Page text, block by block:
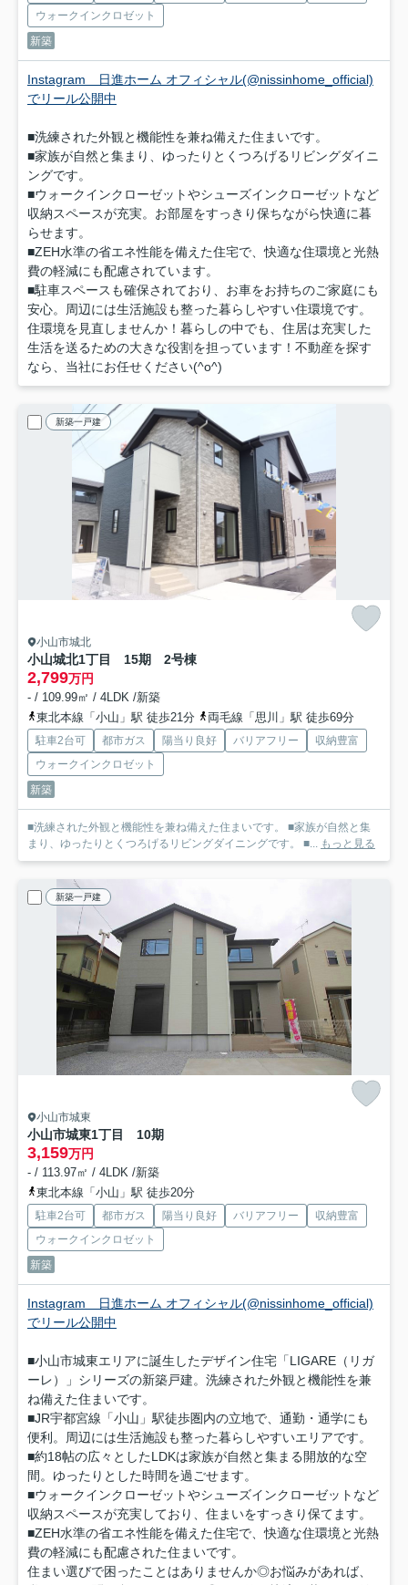
ウォークインクロゼット
新築
Instagram 日進ホーム オフィシャル(@nissinhome_official)
でリール公開中
■洗練された外観と機能性を兼ね備えた住まいです。
■家族が自然と集まり、ゆったりとくつろげるリビングダイニ
ングです。
■ウォークインクローゼットやシューズインクローゼットなど
収納スペースが充実。お部屋をすっきり保ちながら快適に暮
らせます。
■ZEH水準の省エネ性能を備えた住宅で、快適な住環境と光熱
費の軽減にも配慮されています。
■駐車スペースも確保されており、お車をお持ちのご家庭にも
安心。周辺には生活施設も整った暮らしやすい住環境です。
住環境を見直しませんか！暮らしの中でも、住居は充実した
生活を送るための大きな役割を担っています！不動産を探す
なら、当社にお任せください(^o^)
新築一戸建
小山市城北
小山城北1丁目 15期 2号棟
2,799万円
- / 109.99㎡ / 4LDK /新築
東北本線「小山」駅 徒歩21分
両毛線「思川」駅 徒歩69分
駐車2台可 都市ガス 陽当り良好 バリアフリー
収納豊富
ウォークインクロゼット
新築
■洗練された外観と機能性を兼ね備えた住まいです。 ■家族が自然と集
まり、ゆったりとくつろげるリビングダイニングです。 ■... もっと見る
新築一戸建
小山市城東
小山市城東1丁目 10期
3,159万円
- / 113.97㎡ / 4LDK /新築
東北本線「小山」駅 徒歩20分
駐車2台可 都市ガス 陽当り良好 バリアフリー
収納豊富
ウォークインクロゼット
新築
Instagram 日進ホーム オフィシャル(@nissinhome_official)
でリール公開中
■小山市城東エリアに誕生したデザイン住宅「LIGARE（リガ
ーレ）」シリーズの新築戸建。洗練された外観と機能性を兼
ね備えた住まいです。
■JR宇都宮線「小山」駅徒歩圏内の立地で、通勤・通学にも
便利。周辺には生活施設も整った暮らしやすいエリアです。
■約18帖の広々としたLDKは家族が自然と集まる開放的な空
間。ゆったりとした時間を過ごせます。
■ウォークインクローゼットやシューズインクローゼットなど
収納スペースが充実しており、住まいをすっきり保てます。
■ZEH水準の省エネ性能を備えた住宅で、快適な住環境と光熱
費の軽減にも配慮された住まいです。
住まい選びで困ったことはありませんか◎お悩みがあれば、